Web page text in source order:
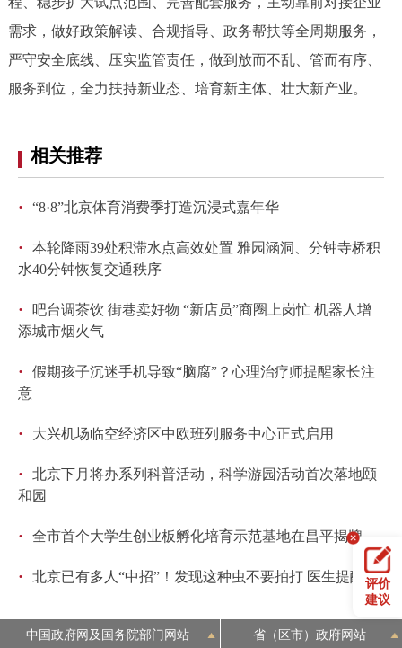
需求，做好政策解读、合规指导、政务帮扶等全周期服务，
严守安全底线、压实监管责任，做到放而不乱、管而有序、
服务到位，全力扶持新业态、培育新主体、壮大新产业。
相关推荐
· “8·8”北京体育消费季打造沉浸式嘉年华
·
本轮降雨39处积滞水点高效处置 雅园涵洞、分钟寺桥积
水40分钟恢复交通秩序
·
吧台调茶饮 街巷卖好物 “新店员”商圈上岗忙 机器人增
添城市烟火气
·
假期孩子沉迷手机导致“脑腐”？心理治疗师提醒家长注
意
· 大兴机场临空经济区中欧班列服务中心正式启用
·
北京下月将办系列科普活动，科学游园活动首次落地颐
和园
· 全市首个大学生创业板孵化培育示范基地在昌平揭牌
· 北京已有多人“中招”！发现这种虫不要拍打 医生提醒
评价
建议
中国政府网及国务院部门网站 省（区市）政府网站